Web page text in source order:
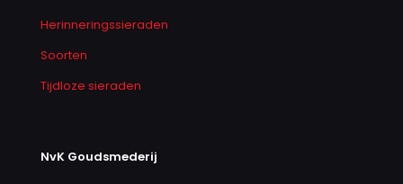
Herinneringssieraden
Soorten
Tijdloze sieraden
NvK Goudsmederij